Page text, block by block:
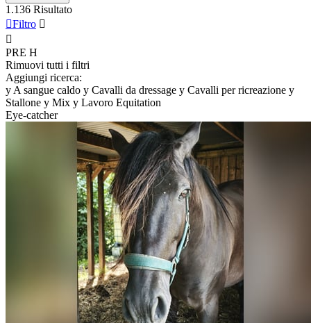
1.136 Risultato
Filtro 

PRE H
Rimuovi tutti i filtri
Aggiungi ricerca:
y A sangue caldo y Cavalli da dressage y Cavalli per ricreazione y
Stallone y Mix y Lavoro Equitation
Eye-catcher